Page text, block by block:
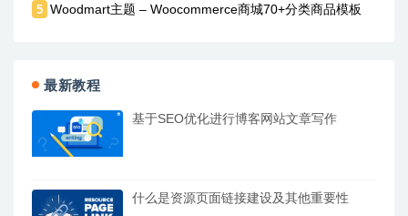
5 Woodmart主题 – Woocommerce商城70+分类商品模板
最新教程
基于SEO优化进行博客网站文章写作
什么是资源页面链接建设及其他重要性